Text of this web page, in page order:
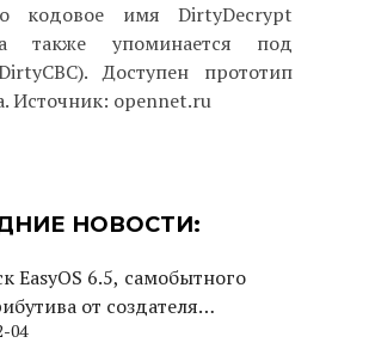
кодовое имя DirtyDecrypt
также упоминается под
Доступен прототип
Источник: opennet.ru
НОВОСТИ:
EasyOS 6.5, самобытного
от создателя
04